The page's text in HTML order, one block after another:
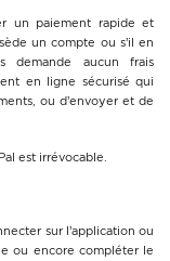
un paiement rapide et
un compte ou s’il en
demande aucun frais
en ligne sécurisé qui
ou d’envoyer et de
est irrévocable.
sur l’application ou
ou encore compléter le